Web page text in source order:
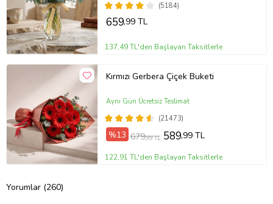
(5184)
659,99 TL
137,49 TL'den Başlayan Taksitlerle
Kırmızı Gerbera Çiçek Buketi
(21473)
Aynı Gün Ücretsiz Teslimat
%13 679,99 TL 589,99 TL
122,91 TL'den Başlayan Taksitlerle
Yorumlar (260)